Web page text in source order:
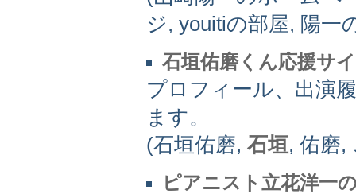
ジ, youitiの部屋, 陽一
石垣佑磨くん応援サ
プロフィール、出演
ます。
(石垣佑磨, 石垣, 佑磨,
ピアニスト立花洋一